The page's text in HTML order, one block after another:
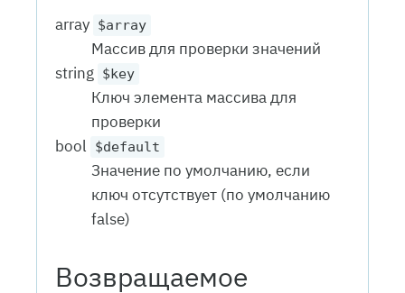
array $array
Массив для проверки значений
string $key
Ключ элемента массива для
проверки
bool
$default
Значение по умолчанию, если
ключ отсутствует (по умолчанию
false)
Возвращаемое